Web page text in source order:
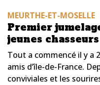
MEURTHE-ET-MOSELLE
Premier
jeunes chasseurs
Tout a commencé il y a
amis d’île-de-France.
conviviales et les